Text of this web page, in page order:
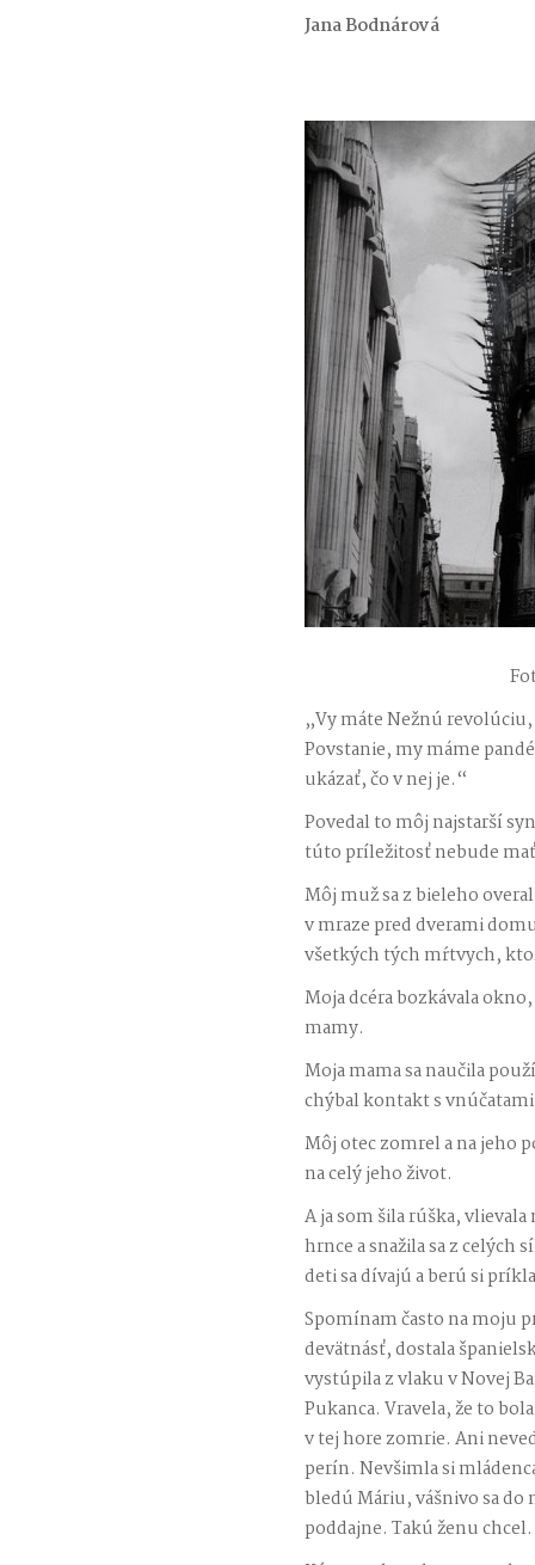
Jana Bodnárová
„Vy máte Nežnú
Povstanie, my máme
ukázať, čo v nej je.“
Povedal to môj najstarší
túto príležitosť nebude
Môj muž sa z bieleho
v mraze pred dverami
všetkých tých mŕtvych,
Moja dcéra bozkávala
mamy.
Moja mama sa naučila
chýbal kontakt s
Môj otec zomrel a na jeho
na celý jeho život.
A ja som šila rúška,
hrnce a snažila sa z celých
deti sa dívajú a berú si
Spomínam často na moju
devätnásť, dostala
vystúpila z vlaku v Novej
Pukanca. Vravela, že to
v tej hore zomrie. Ani
perín. Nevšimla si
bledú Máriu, vášnivo sa do
poddajne. Takú ženu chcel.